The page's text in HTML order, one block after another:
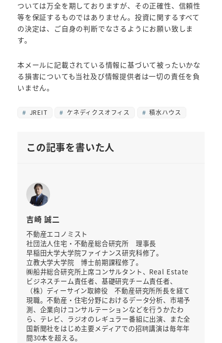
ついては万全を期しておりますが、その正確性、信頼性
等を保証するものではありません。投資に関するすべて
の決定は、ご自身の判断でなさるようにお願い致しま
す。
本メールに記載されている情報に基づいて被ったいかな
る損害についても当社及び情報提供者は一切の責任を負
いません。
JREIT ケネディクスオフィス 積水ハウス
この記事を書いた人
吉崎 誠二
不動産エコノミスト
社団法人住宅・不動産総合研究所 理事長
早稲田大学大学院ファイナンス研究科修了。
立教大学大学院 博士前期課程修了。
㈱船井総合研究所上席コンサルタント、Real Estate
ビジネスチーム責任者、基礎研究チーム責任者、
（株）ディーサイン取締役 不動産研究所所長を経て
現職。不動産・住宅分野におけるデータ分析、市場予
測、企業向けコンサルテーションなどを行うかたわ
ら、テレビ、ラジオのレギュラー番組に出演、また全
国新聞社をはじめ主要メディアでの招聘講演は毎年年
間30本を超える。